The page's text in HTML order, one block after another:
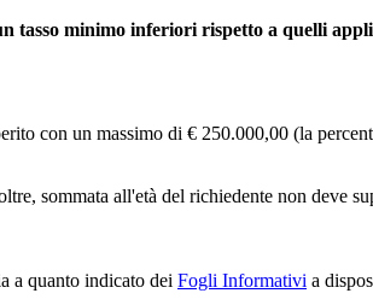
tasso minimo inferiori rispetto a quelli
con un massimo di € 250.000,00 (la
sommata all'età del richiedente non deve
a quanto indicato dei Fogli Informativi a